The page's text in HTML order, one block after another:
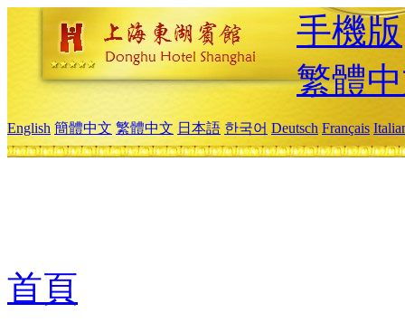
手機版
繁體
English 簡體中文 繁體中文 日本語 한국어 Deutsch Français
首頁